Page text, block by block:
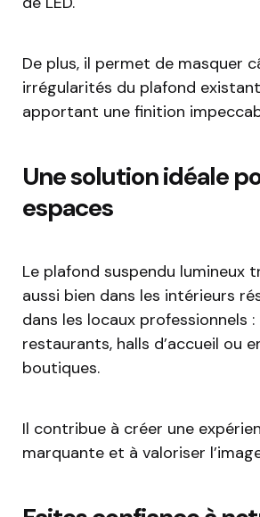
De plus, il permet de masquer
irrégularités du plafond
apportant une finition
Une solution idéale
espaces
Le plafond suspendu lumineux
aussi bien dans les intérieurs
dans les locaux professionnels :
restaurants, halls d’accueil ou
boutiques.
Il contribue à créer une
marquante et à valoriser